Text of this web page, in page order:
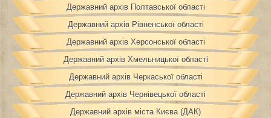
Державний архів Полтавської області
Державний архів Рівненської області
Державний архів Херсонської області
Державний архів Хмельницької області
Державний архів Черкаської області
Державний архів Чернівецької області
Державний архів міста Києва (ДАК)